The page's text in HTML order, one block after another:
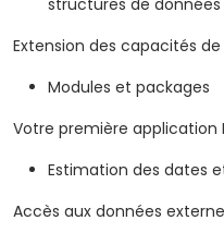
structures de
Extension des capacités
Modules et packages
Votre première application
Estimation des dates
Accès aux données